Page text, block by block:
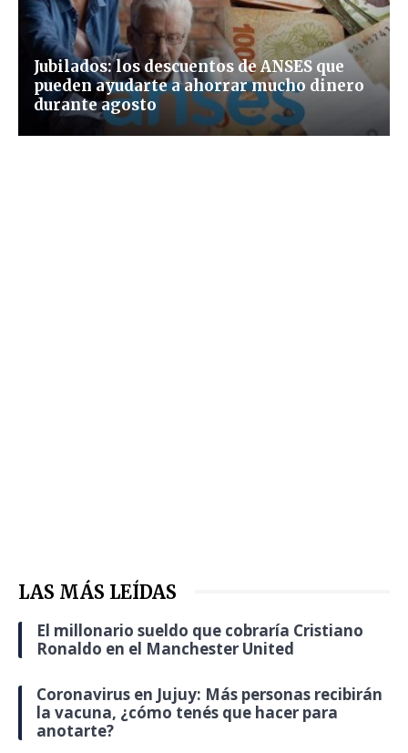
Jubilados: los descuentos de ANSES que
pueden ayudarte a ahorrar mucho dinero
durante agosto
LAS MÁS LEÍDAS
El millonario sueldo que cobraría Cristiano
Ronaldo en el Manchester United
Coronavirus en Jujuy: Más personas recibirán
la vacuna, ¿cómo tenés que hacer para
anotarte?